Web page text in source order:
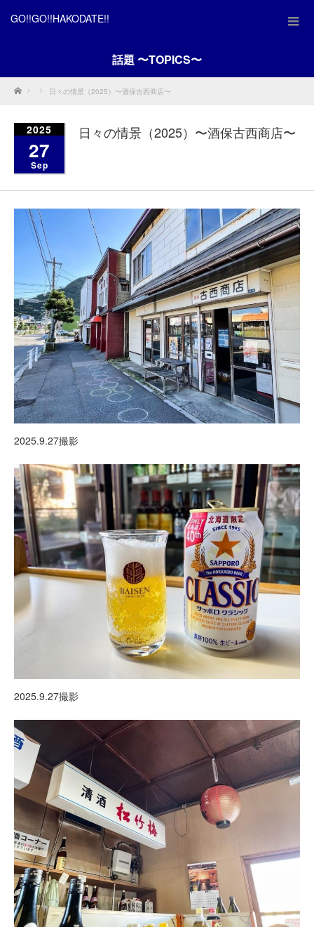
GO!!GO!!HAKODATE!!
話題 〜TOPICS〜
Home 日々の情景（2025）〜酒保古西商店〜
2025
27
Sep
日々の情景（2025）〜酒保古西商店〜
2025.9.27撮影
2025.9.27撮影